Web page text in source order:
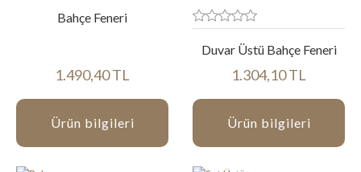
Bahçe Feneri
1.490,40 TL
Ürün bilgileri
Duvar Üstü Bahçe Feneri
1.304,10 TL
Ürün bilgileri